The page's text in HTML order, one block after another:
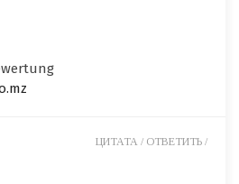
ЦИТАТА / ОТВЕТИТЬ /